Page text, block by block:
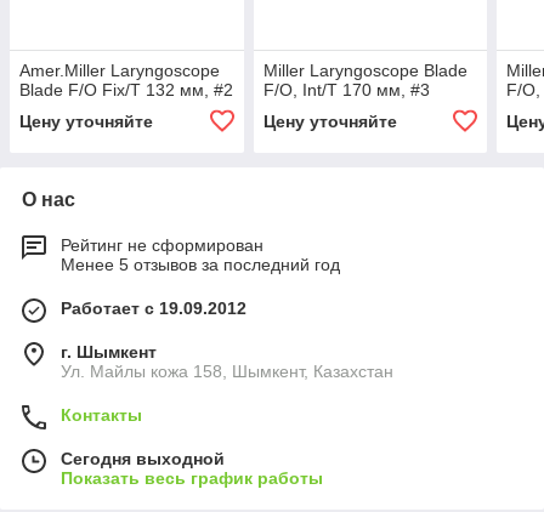
Amer.Miller Laryngoscope
Blade F/O Fix/T 132 мм, #2
Цену уточняйте
Miller Laryngoscope Blade
F/O, Int/T 170 мм, #3
Цену уточняйте
F/
О нас
Рейтинг не сформирован
Менее 5 отзывов за последний год
Работает с 19.09.2012
г. Шымкент
Ул. Майлы кожа 158, Шымкент, Казахстан
Контакты
Сегодня выходной
Показать весь график работы